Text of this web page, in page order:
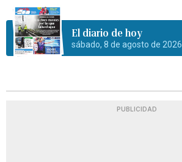
El diario de hoy
sábado, 8 de agosto de 2026
PUBLICIDAD